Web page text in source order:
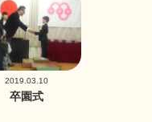
2019.03.10
卒園式